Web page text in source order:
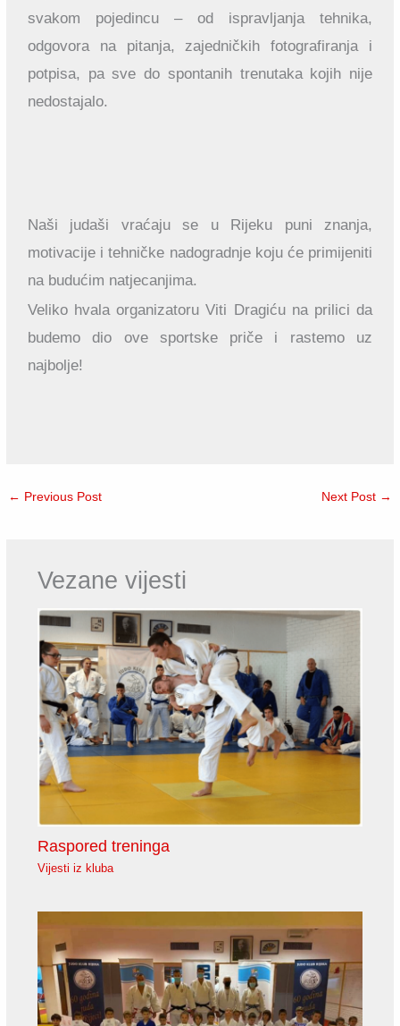
svakom pojedincu – od ispravljanja tehnika,
odgovora na pitanja, zajedničkih fotografiranja i
potpisa, pa sve do spontanih trenutaka kojih nije
nedostajalo.
Naši judaši vraćaju se u Rijeku puni znanja,
motivacije i tehničke nadogradnje koju će primijeniti
na budućim natjecanjima.
Veliko hvala organizatoru Viti Dragiću na prilici da
budemo dio ove sportske priče i rastemo uz
najbolje!
← Previous Post Next Post →
Vezane vijesti
Raspored treninga
Vijesti iz kluba